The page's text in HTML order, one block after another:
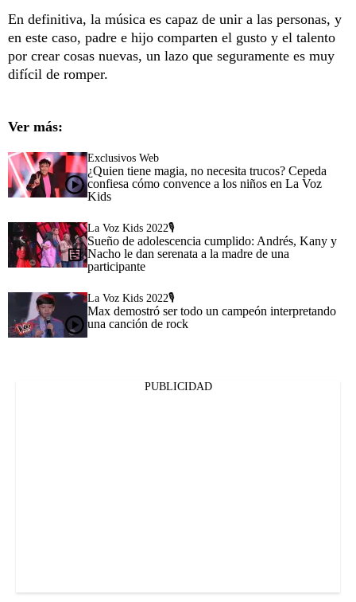
En definitiva, la música es capaz de unir a las personas, y
en este caso, padre e hijo comparten el gusto y el talento
por crear cosas nuevas, un lazo que seguramente es muy
difícil de romper.
Ver más:
Exclusivos Web
¿Quien tiene magia, no necesita trucos? Cepeda
confiesa cómo convence a los niños en La Voz
Kids
La Voz Kids 2022🎙️
Sueño de adolescencia cumplido: Andrés, Kany y
Nacho le dan serenata a la madre de una
participante
La Voz Kids 2022🎙️
Max demostró ser todo un campeón interpretando
una canción de rock
PUBLICIDAD